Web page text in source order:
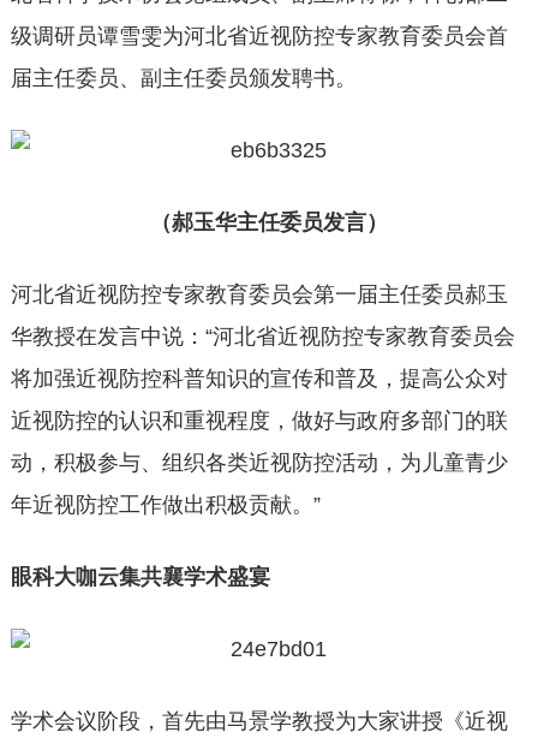
级调研员谭雪雯为河北省近视防控专家教育委员会首
届主任委员、副主任委员颁发聘书。
（郝玉华主任委员发言）
河北省近视防控专家教育委员会第一届主任委员郝玉
华教授在发言中说：“河北省近视防控专家教育委员会
将加强近视防控科普知识的宣传和普及，提高公众对
近视防控的认识和重视程度，做好与政府多部门的联
动，积极参与、组织各类近视防控活动，为儿童青少
年近视防控工作做出积极贡献。”
眼科大咖云集共襄学术盛宴
学术会议阶段，首先由马景学教授为大家讲授《近视